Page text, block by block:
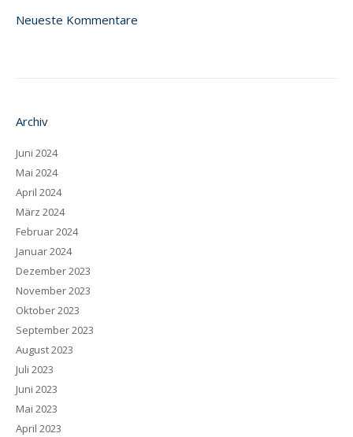
Neueste Kommentare
Archiv
Juni 2024
Mai 2024
April 2024
März 2024
Februar 2024
Januar 2024
Dezember 2023
November 2023
Oktober 2023
September 2023
August 2023
Juli 2023
Juni 2023
Mai 2023
April 2023